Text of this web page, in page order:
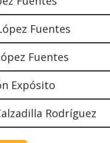
Fuentes
Fuentes
Expósito
Rodríguez